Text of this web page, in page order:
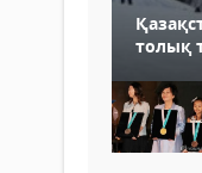
толық